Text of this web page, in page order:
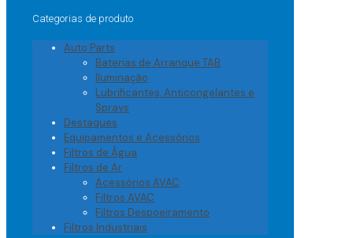
Categorias de produto
Auto Parts
Baterias de Arranque TAB
Iluminação
Lubrificantes, Anticongelantes e
Sprays
Destaques
Equipamentos e Acessórios
Filtros de Água
Filtros de Ar
Acessórios AVAC
Filtros AVAC
Filtros Despoeiramento
Filtros Industriais